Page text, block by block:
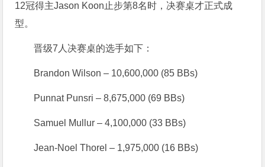
12冠得主Jason Koon止步第8名时，决赛桌才正式成
型。
晋级7人决赛桌的选手如下：
Brandon Wilson – 10,600,000 (85 BBs)
Punnat Punsri – 8,675,000 (69 BBs)
Samuel Mullur – 4,100,000 (33 BBs)
Jean-Noel Thorel – 1,975,000 (16 BBs)